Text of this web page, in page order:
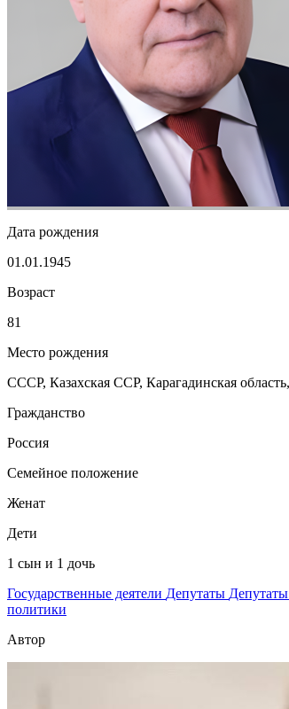
Дата рождения
01.01.1945
Возраст
81
Место рождения
СССР, Казахская ССР, Карагадинская
Гражданство
Россия
Семейное положение
Женат
Дети
1 сын и 1 дочь
Государственные деятели Депутаты
политики
Автор